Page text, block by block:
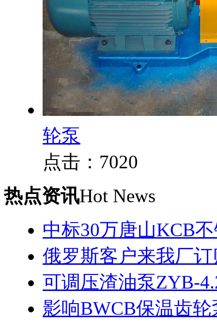
轮泵
点击：7020
热点资讯Hot News
中标30万唐山KCB
俄罗斯客户来我厂
可调压渣油泵ZYB-
影响BWCB保温齿